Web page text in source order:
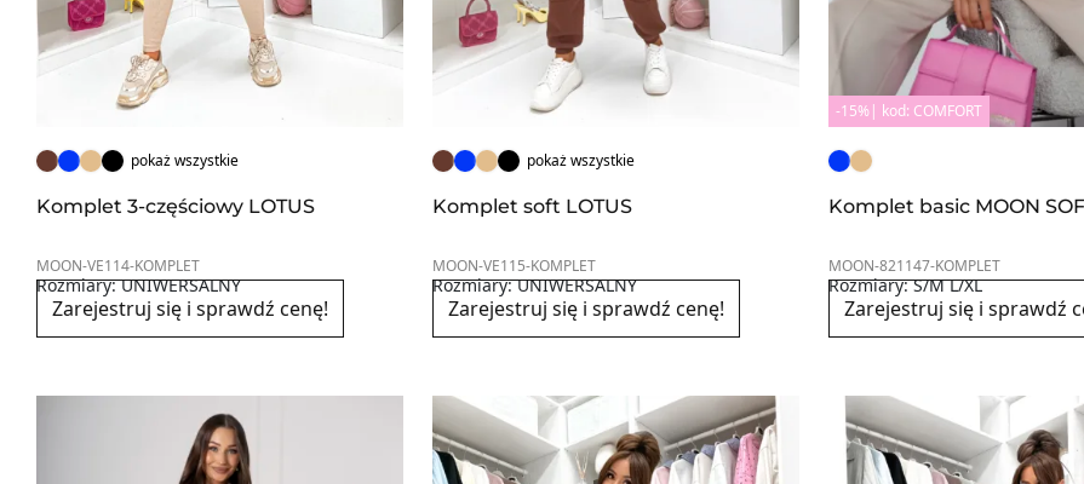
pokaż wszystkie
Komplet 3-częściowy LOTUS
MOON-VE114-KOMPLET
Rozmiary: UNIWERSALNY
Zarejestruj się i sprawdź cenę!
pokaż wszystkie
Komplet soft LOTUS
MOON-VE115-KOMPLET
Rozmiary: UNIWERSALNY
Zarejestruj się i sprawdź cenę!
-15%| kod: COMFORT
Komplet basic MOON
MOON-821147-KOMPLET
Rozmiary: S/M L/XL
Zarejestruj się i sprawdź